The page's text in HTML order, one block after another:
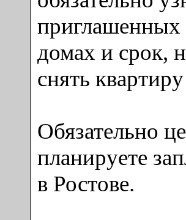
приглашенных
домах и срок,
снять
Обязательно
планируете
в Ростове.